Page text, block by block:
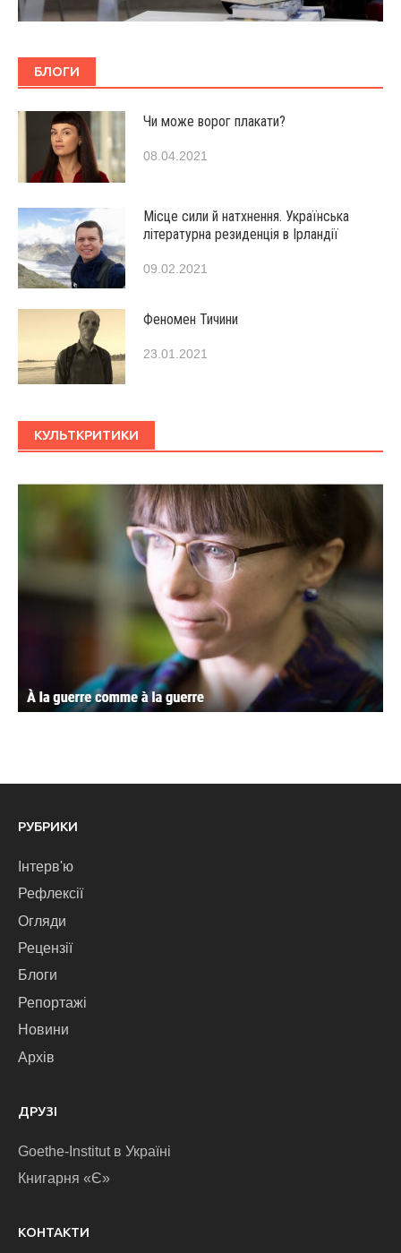
БЛОГИ
Чи може ворог плакати?
08.04.2021
Місце сили й натхнення. Українська
літературна резиденція в Ірландії
09.02.2021
Феномен Тичини
23.01.2021
КУЛЬТКРИТИКИ
РУБРИКИ
Інтерв'ю
Рефлексії
Огляди
Рецензії
Блоги
Репортажі
Новини
Архів
ДРУЗІ
Goethe-Institut в Україні
Книгарня «Є»
КОНТАКТИ